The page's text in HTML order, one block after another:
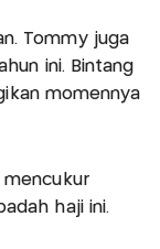
Tommy juga
ini. Bintang
momennya
mencukur
haji ini.